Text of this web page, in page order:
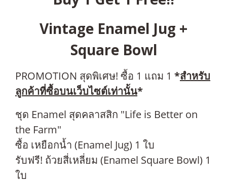
Vintage Enamel Jug +
Square Bowl
PROMOTION สุดพิเศษ! ซื้อ 1 แถม 1 *สำหรับ
ลูกค้าที่ซื้อบนเว็บไซต์เท่านั้น*
ชุด Enamel สุดคลาสสิก "Life is Better on
the Farm"
ซื้อ เหยือกน้ำ (Enamel Jug) 1 ใบ
รับฟรี! ถ้วยสี่เหลี่ยม (Enamel Square Bowl) 1
ใบ